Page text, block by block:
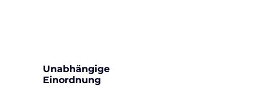
Unabhängige
Einordnung